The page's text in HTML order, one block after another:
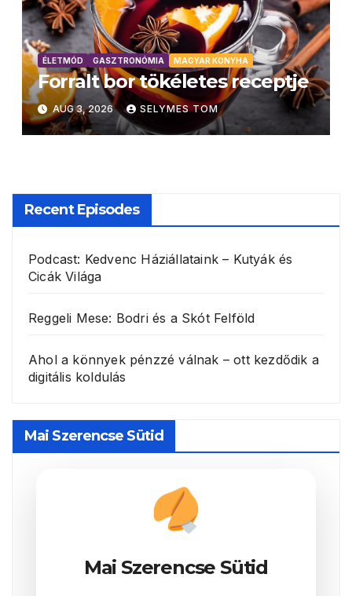
ÉLETMÓD GASZTRONÓMIA MAGYAR KONYHA
Forralt bor tökéletes receptje
AUG 3, 2026 SELYMES TOM
Recent Episodes
Podcast: Kedvenc Háziállataink – Kutyák és
Cicák Világa
Reggeli Mese: Bodri és a Skót Felföld
Ahol a könnyek pénzzé válnak – ott kezdődik a
digitális koldulás
Mai Szerencse Sütid
Mai Szerencse Sütid